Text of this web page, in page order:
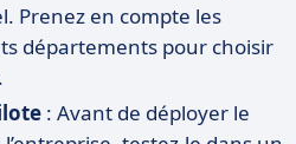
Prenez en compte les
départements pour choisir
: Avant de déployer le